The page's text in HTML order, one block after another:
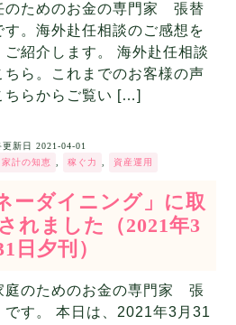
のためのお金の専門家 張替
。海外赴任相談のご感想を
紹介します。 海外赴任相談
ら。これまでのお客様の声
ちらからご覧い […]
更新日 2021-04-01
家計の知恵 稼ぐ力 資産運用
ーダイニング」に取
れました（2021年3
日夕刊）
庭のためのお金の専門家 張
です。 本日は、2021年3月31